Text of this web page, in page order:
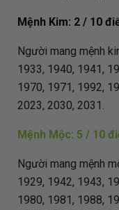
Mệnh Kim: 2 / 10
Người mang mệnh
1933, 1940, 1941,
1970, 1971, 1992,
2023, 2030, 2031.
Mệnh Mộc: 5 / 10
Người mang mệnh
1929, 1942, 1943,
1980, 1981, 1988,